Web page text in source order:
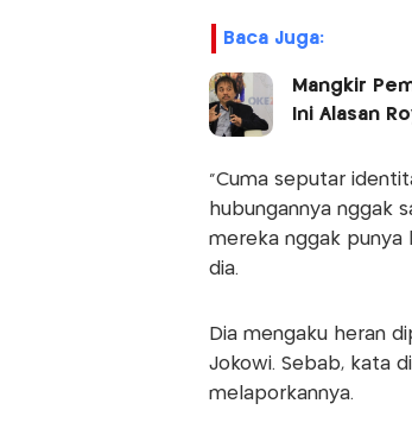
Baca Juga:
Mangkir
Ini Alasan
“Cuma seputar
hubungannya nggak
mereka nggak punya
dia.
Dia mengaku heran
Jokowi. Sebab, kata
melaporkannya.